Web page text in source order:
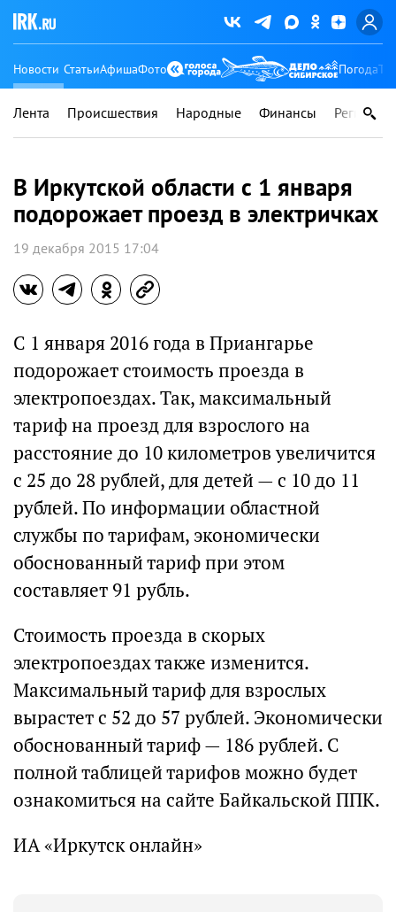
Новости СтатьиАфишаФото Погода
Лента Происшествия Народные Финансы Регионы
В Иркутской области с 1 января
подорожает проезд в электричках
19 декабря 2015 17:04
С 1 января 2016 года в Приангарье
подорожает стоимость проезда в
электропоездах. Так, максимальный
тариф на проезд для взрослого на
расстояние до 10 километров увеличится
с 25 до 28 рублей, для детей — с 10 до 11
рублей. По информации областной
службы по тарифам, экономически
обоснованный тариф при этом
составляет 91 рубль.
Стоимость проезда в скорых
электропоездах также изменится.
Максимальный тариф для взрослых
вырастет с 52 до 57 рублей. Экономически
обоснованный тариф — 186 рублей. С
полной таблицей тарифов можно будет
ознакомиться на сайте Байкальской ППК.
ИА «Иркутск онлайн»